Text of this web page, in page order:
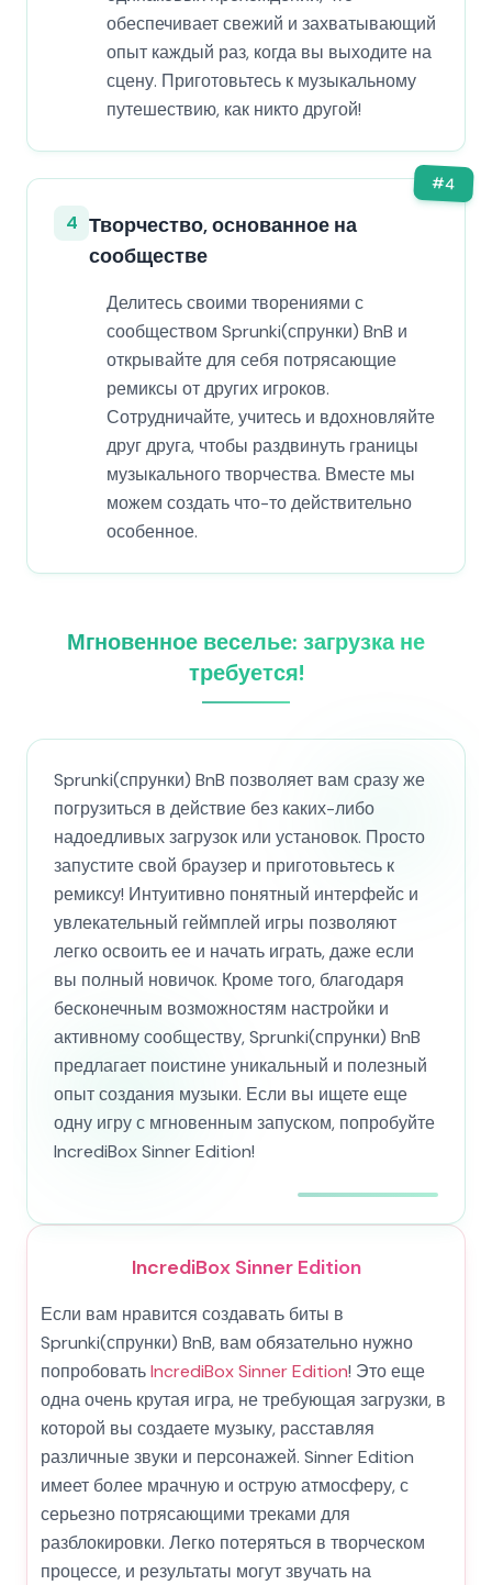
обеспечивает свежий и захватывающий
опыт каждый раз, когда вы выходите на
сцену. Приготовьтесь к музыкальному
путешествию, как никто другой!
#4
4 Творчество, основанное на
сообществе
Делитесь своими творениями с
сообществом Sprunki(спрунки) BnB и
открывайте для себя потрясающие
ремиксы от других игроков.
Сотрудничайте, учитесь и вдохновляйте
друг друга, чтобы раздвинуть границы
музыкального творчества. Вместе мы
можем создать что-то действительно
особенное.
Мгновенное веселье: загрузка не
требуется!
Sprunki(спрунки) BnB позволяет вам сразу же
погрузиться в действие без каких-либо
надоедливых загрузок или установок. Просто
запустите свой браузер и приготовьтесь к
ремиксу! Интуитивно понятный интерфейс и
увлекательный геймплей игры позволяют
легко освоить ее и начать играть, даже если
вы полный новичок. Кроме того, благодаря
бесконечным возможностям настройки и
активному сообществу, Sprunki(спрунки) BnB
предлагает поистине уникальный и полезный
опыт создания музыки. Если вы ищете еще
одну игру с мгновенным запуском, попробуйте
IncrediBox Sinner Edition!
IncrediBox Sinner Edition
Если вам нравится создавать биты в
Sprunki(спрунки) BnB, вам обязательно нужно
попробоватьIncrediBox Sinner Edition! Это еще
одна очень крутая игра, не требующая загрузки, в
которой вы создаете музыку, расставляя
различные звуки и персонажей. Sinner Edition
имеет более мрачную и острую атмосферу, с
серьезно потрясающими треками для
разблокировки. Легко потеряться в творческом
процессе, и результаты могут звучать на